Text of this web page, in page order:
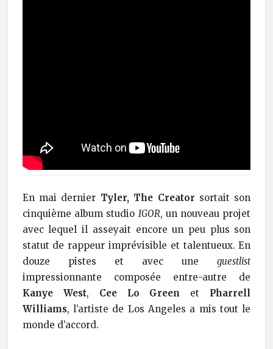
En mai dernier Tyler, The Creator sortait son
cinquième album studio IGOR, un nouveau projet
avec lequel il asseyait encore un peu plus son
statut de rappeur imprévisible et talentueux. En
douze pistes et avec uneguestlist
impressionnante composée entre-autre de
Kanye West, Cee Lo Green et Pharrell
Williams, l’artiste de Los Angeles a mis tout le
monde d’accord.